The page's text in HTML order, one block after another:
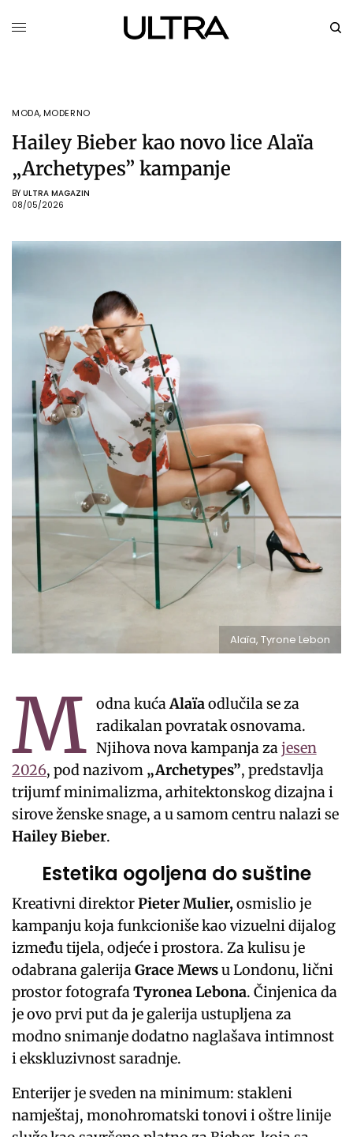
MODA,MODERNO
Hailey Bieber kao novo lice Alaïa
„Archetypes” kampanje
BY ULTRA MAGAZIN
08/05/2026
Alaïa, Tyrone Lebon
M odna kućaAlaïaodlučila se za
radikalan povratak osnovama.
Njihova nova kampanja zajesen
2026, pod nazivom „Archetypes”, predstavlja
trijumf minimalizma, arhitektonskog dizajna i
sirove ženske snage, a u samom centru nalazi se
Hailey Bieber.
Estetika ogoljena do suštine
Kreativni direktorPieter Mulier,osmislio je
kampanju koja funkcioniše kao vizuelni dijalog
između tijela, odjeće i prostora. Za kulisu je
odabrana galerijaGrace Mewsu Londonu, lični
prostor fotografaTyronea Lebona. Činjenica da
je ovo prvi put da je galerija ustupljena za
modno snimanje dodatno naglašava intimnost
i ekskluzivnost saradnje.
Enterijer je sveden na minimum: stakleni
namještaj, monohromatski tonovi i oštre linije